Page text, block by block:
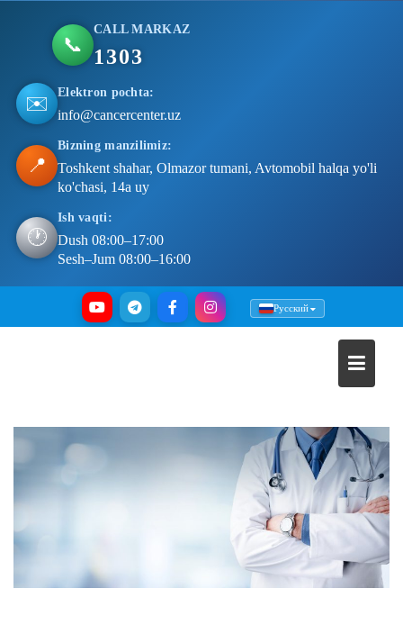
📞
CALL MARKAZ
1303
✉️ Elektron pochta:
info@cancercenter.uz
📍
Bizning manzilimiz:
Toshkent shahar, Olmazor tumani, Avtomobil halqa yo'li
ko'chasi, 14a uy
🕐
Ish vaqti:
Dush 08:00–17:00
Sesh–Jum 08:00–16:00
Русский